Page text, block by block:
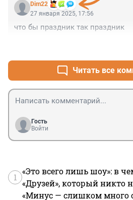
Dim22
27 января 2025, 17:56
что бы праздник так праздник
Читать все
Гость
Войти
1
«Это всего лишь шоу»: в
«Друзей», который никто
«Минус — слишком много